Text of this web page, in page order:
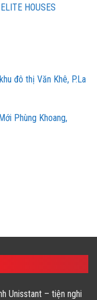
HOUSES
đô thị Văn Khê, P.La
Phùng Khoang,
Unisstant – tiện nghi